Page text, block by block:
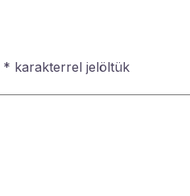
* karakterrel jelöltük